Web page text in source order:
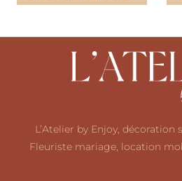
L’Atelier by Enjoy, décoration
Fleuriste mariage, location